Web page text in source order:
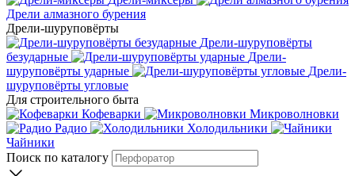
Дрели алмазного бурения
Дрели-шуруповёрты
Дрели-шуруповёрты
безударные
Дрели-
шуруповёрты ударные
Дрели-
шуруповёрты угловые
Для строительного быта
Кофеварки
Микроволновки
Радио
Холодильники
Чайники
Поиск по каталогу